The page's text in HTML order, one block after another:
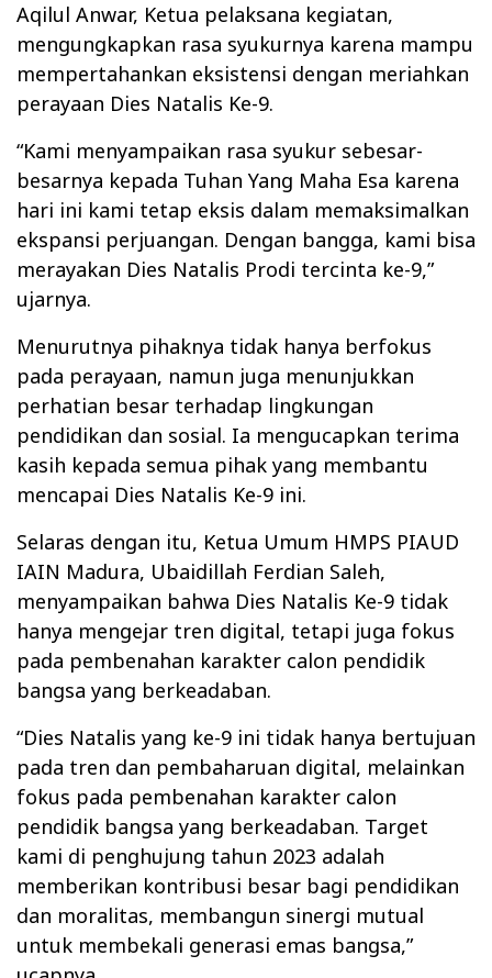
Aqilul Anwar, Ketua pelaksana kegiatan,
mengungkapkan rasa syukurnya karena mampu
mempertahankan eksistensi dengan meriahkan
perayaan Dies Natalis Ke-9.
“Kami menyampaikan rasa syukur sebesar-
besarnya kepada Tuhan Yang Maha Esa karena
hari ini kami tetap eksis dalam memaksimalkan
ekspansi perjuangan. Dengan bangga, kami bisa
merayakan Dies Natalis Prodi tercinta ke-9,”
ujarnya.
Menurutnya pihaknya tidak hanya berfokus
pada perayaan, namun juga menunjukkan
perhatian besar terhadap lingkungan
pendidikan dan sosial. Ia mengucapkan terima
kasih kepada semua pihak yang membantu
mencapai Dies Natalis Ke-9 ini.
Selaras dengan itu, Ketua Umum HMPS PIAUD
IAIN Madura, Ubaidillah Ferdian Saleh,
menyampaikan bahwa Dies Natalis Ke-9 tidak
hanya mengejar tren digital, tetapi juga fokus
pada pembenahan karakter calon pendidik
bangsa yang berkeadaban.
“Dies Natalis yang ke-9 ini tidak hanya bertujuan
pada tren dan pembaharuan digital, melainkan
fokus pada pembenahan karakter calon
pendidik bangsa yang berkeadaban. Target
kami di penghujung tahun 2023 adalah
memberikan kontribusi besar bagi pendidikan
dan moralitas, membangun sinergi mutual
untuk membekali generasi emas bangsa,”